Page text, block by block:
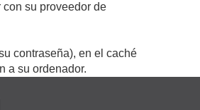
su proveedor de
contraseña), en el caché
a su ordenador.